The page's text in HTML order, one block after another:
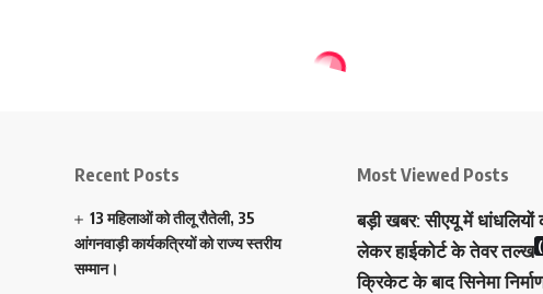
Recent Posts
13 महिलाओं को तीलू रौतेली, 35
आंगनवाड़ी कार्यकत्रियों को राज्य स्तरीय
सम्मान।
Most Viewed Posts
बड़ी खबर: सीएयू में धांधलियों
लेकर हाईकोर्ट के तेवर तल्ख
क्रिकेट के बाद सिनेमा